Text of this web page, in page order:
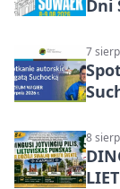
Dni
7
8